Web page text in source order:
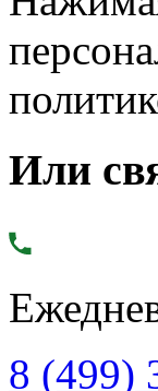
Или
8 (499)